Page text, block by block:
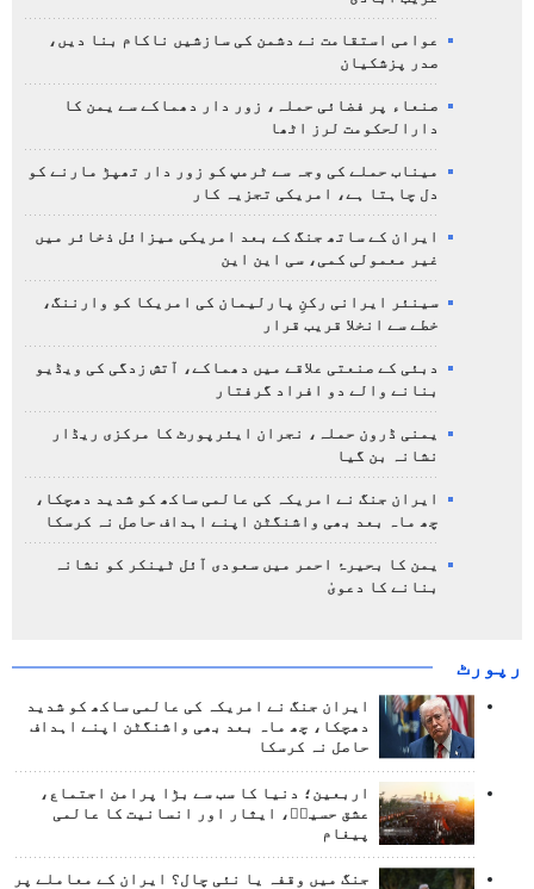
عوامی استقامت نے دشمن کی سازشیں ناکام بنا دیں،
صدر پزشکیان
صنعاء پر فضائی حملہ، زور دار دھماکے سے یمن کا
دارالحکومت لرز اٹھا
میناب حملے کی وجہ سے ٹرمپ کو زور دار تھپڑ مارنے کو
دل چاہتا ہے، امریکی تجزیہ کار
ایران کے ساتھ جنگ کے بعد امریکی میزائل ذخائر میں
غیر معمولی کمی، سی این این
سینئر ایرانی رکنِ پارلیمان کی امریکا کو وارننگ،
خطے سے انخلا قریب قرار
دبئی کے صنعتی علاقے میں دھماکے، آتش زدگی کی ویڈیو
بنانے والے دو افراد گرفتار
یمنی ڈرون حملہ، نجران ایئرپورٹ کا مرکزی ریڈار
نشانہ بن گیا
ایران جنگ نے امریکہ کی عالمی ساکھ کو شدید دھچکا،
چھ ماہ بعد بھی واشنگٹن اپنے اہداف حاصل نہ کرسکا
یمن کا بحیرۂ احمر میں سعودی آئل ٹینکر کو نشانہ
بنانے کا دعویٰ
رپورٹ
ایران جنگ نے امریکہ کی عالمی ساکھ کو شدید
دھچکا، چھ ماہ بعد بھی واشنگٹن اپنے اہداف
حاصل نہ کرسکا
اربعین؛ دنیا کا سب سے بڑا پرامن اجتماع،
عشق حسینؑ، ایثار اور انسانیت کا عالمی
پیغام
جنگ میں وقفہ یا نئی چال؟ ایران کے معاملے پر